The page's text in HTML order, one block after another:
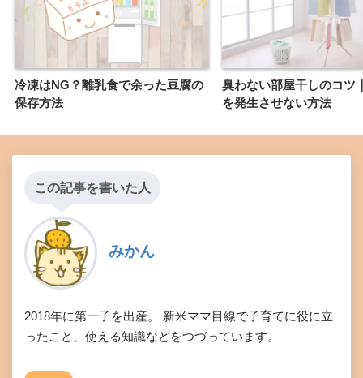
冷凍はNG？離乳食で余った豆腐の
保存方法
臭わない部屋干しのコツ
を発生させない方法
この記事を書いた人
みかん
2018年に第一子を出産。 新米ママ目線で子育てに役に立
ったこと、使える知識などをつづっています。